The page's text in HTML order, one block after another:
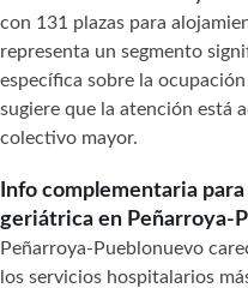
con 131 plazas para
representa un segmento
específica sobre la
sugiere que la atención está
colectivo mayor.
Info complementaria
geriátrica en Peñarroya-
Peñarroya-Pueblonuevo
los servicios hospitalarios